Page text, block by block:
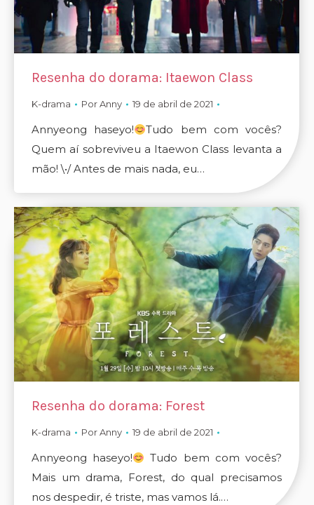
Resenha do dorama: Itaewon Class
K-drama PorAnny 19 de abril de 2021
Annyeong haseyo!
Tudo bem com vocês?
Quem aí sobreviveu a Itaewon Class levanta a
mão! \•/ Antes de mais nada, eu…
Resenha do dorama: Forest
K-drama PorAnny 19 de abril de 2021
Annyeong haseyo!
Tudo bem com vocês?
Mais um drama, Forest, do qual precisamos
nos despedir, é triste, mas vamos lá.…